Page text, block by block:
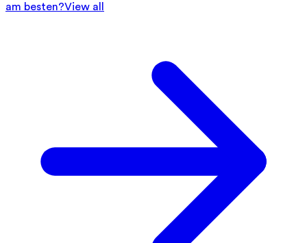
am besten?View all